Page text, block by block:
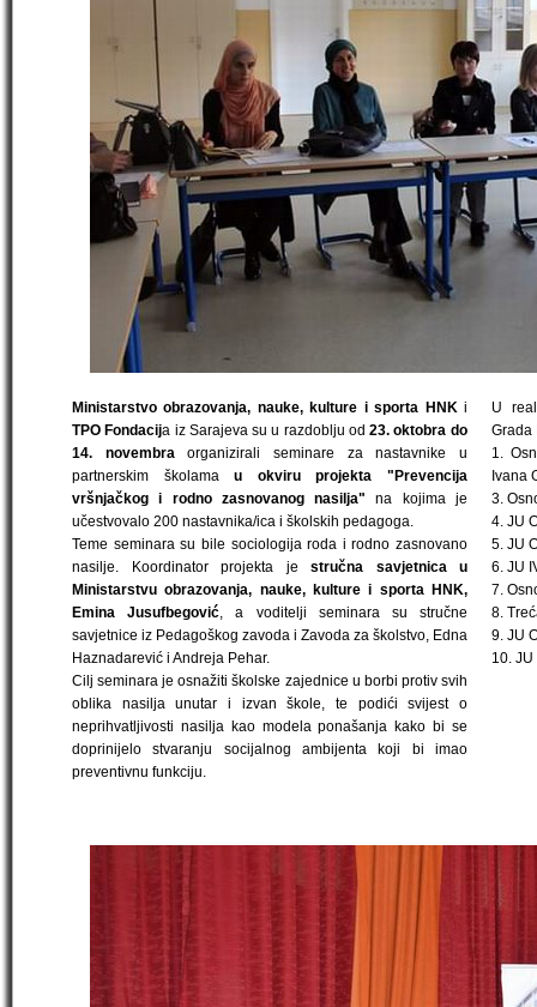
Ministarstvo obrazovanja, nauke, kulture i sporta HNK i
TPO Fondacija iz Sarajeva su u razdoblju od23. oktobra do
14. novembraorganizirali seminare za nastavnike u
partnerskim školamau okviru projekta "Prevencija
vršnjačkog i rodno zasnovanog nasilja" na kojima je
učestvovalo 200 nastavnika/ica i školskih pedagoga.
Teme seminara su bile sociologija roda i rodno zasnovano
nasilje. Koordinator projekta je stručna savjetnica u
Ministarstvu obrazovanja, nauke, kulture i sporta HNK,
Emina Jusufbegović, a voditelji seminara su stručne
savjetnice iz Pedagoškog zavoda i Zavoda za školstvo, Edna
Haznadarević i Andreja Pehar.
Cilj seminara je osnažiti školske zajednice u borbi protiv svih
oblika nasilja unutar i izvan škole, te podići svijest o
neprihvatljivosti nasilja kao modela ponašanja kako bi se
doprinijelo stvaranju socijalnog ambijenta koji bi imao
preventivnu funkciju.
U
Grada
1.
Ivana
3.
4. JU
5. JU
6. JU
7.
8.
9. JU
10.